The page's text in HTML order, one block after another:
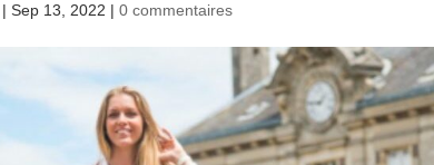
|Sep 13, 2022 |0 commentaires